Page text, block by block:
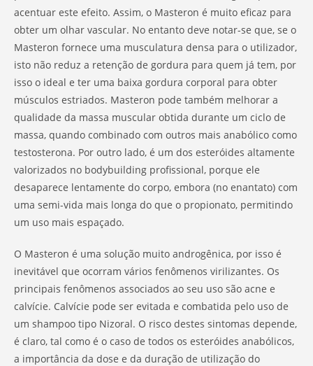
acentuar este efeito. Assim, o Masteron é muito eficaz para
obter um olhar vascular. No entanto deve notar-se que, se o
Masteron fornece uma musculatura densa para o utilizador,
isto não reduz a retenção de gordura para quem já tem, por
isso o ideal e ter uma baixa gordura corporal para obter
músculos estriados. Masteron pode também melhorar a
qualidade da massa muscular obtida durante um ciclo de
massa, quando combinado com outros mais anabólico como
testosterona. Por outro lado, é um dos esteróides altamente
valorizados no bodybuilding profissional, porque ele
desaparece lentamente do corpo, embora (no enantato) com
uma semi-vida mais longa do que o propionato, permitindo
um uso mais espaçado.
O Masteron é uma solução muito androgênica, por isso é
inevitável que ocorram vários fenômenos virilizantes. Os
principais fenômenos associados ao seu uso são acne e
calvície. Calvície pode ser evitada e combatida pelo uso de
um shampoo tipo Nizoral. O risco destes sintomas depende,
é claro, tal como é o caso de todos os esteróides anabólicos,
a importância da dose e da duração de utilização do